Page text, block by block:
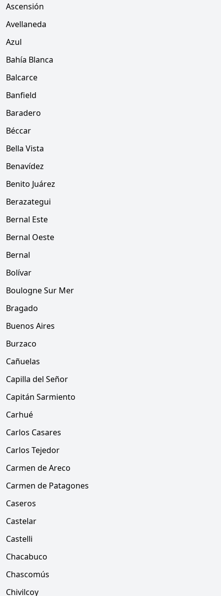
Ascensión
Avellaneda
Azul
Bahía Blanca
Balcarce
Banfield
Baradero
Béccar
Bella Vista
Benavídez
Benito Juárez
Berazategui
Bernal Este
Bernal Oeste
Bernal
Bolívar
Boulogne Sur Mer
Bragado
Buenos Aires
Burzaco
Cañuelas
Capilla del Señor
Capitán Sarmiento
Carhué
Carlos Casares
Carlos Tejedor
Carmen de Areco
Carmen de Patagones
Caseros
Castelar
Castelli
Chacabuco
Chascomús
Chivilcoy